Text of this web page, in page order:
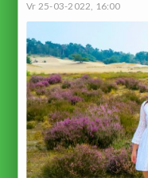
Vr 25-03-2022, 16:00